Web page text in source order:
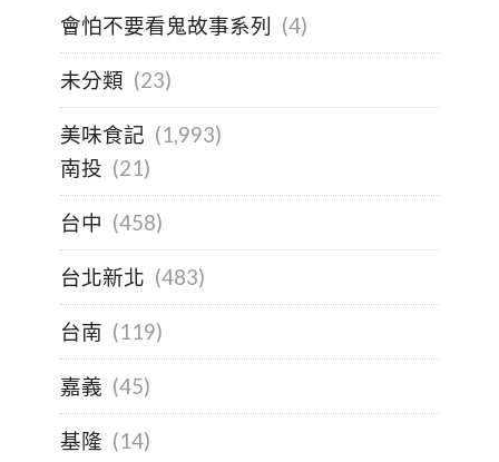
會怕不要看鬼故事系列 (4)
未分類 (23)
美味食記 (1,993)
南投 (21)
台中 (458)
台北新北 (483)
台南 (119)
嘉義 (45)
基隆 (14)